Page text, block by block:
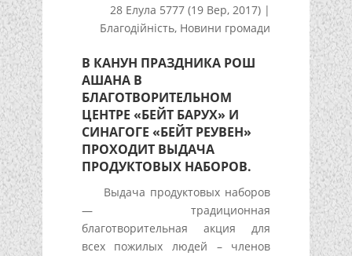
28 Елула 5777 (19 Вер, 2017) |
Благодійність, Новини громади
В КАНУН ПРАЗДНИКА РОШ
АШАНА В
БЛАГОТВОРИТЕЛЬНОМ
ЦЕНТРЕ «БЕЙТ БАРУХ» И
СИНАГОГЕ «БЕЙТ РЕУВЕН»
ПРОХОДИТ ВЫДАЧА
ПРОДУКТОВЫХ НАБОРОВ.
Выдача продуктовых наборов
— традиционная
благотворительная акция для
всех пожилых людей – членов